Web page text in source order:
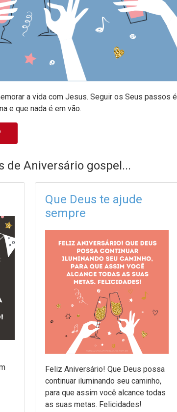
a vida com Jesus. Seguir os Seus passos é
e que nada é em vão.
de Aniversário gospel...
Que Deus te ajude
sempre
Feliz Aniversário! Que Deus possa
continuar iluminando seu caminho,
para que assim você alcance todas
as suas metas. Felicidades!